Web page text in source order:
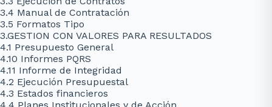
3.4 Manual de Contratación
3.5 Formatos Tipo
3.GESTION CON VALORES PARA RESULTADOS
4.1 Presupuesto General
4.10 Informes PQRS
4.11 Informe de Integridad
4.2 Ejecución Presupuestal
4.3 Estados financieros